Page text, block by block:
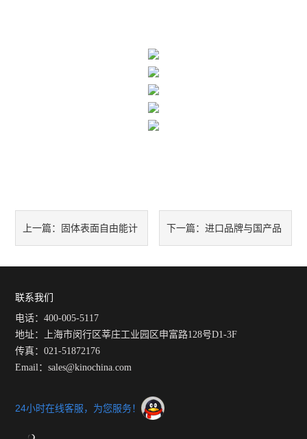
上一篇： 固体表面自由能计
验质量控制
下一篇： 进口品牌与国产品
联系我们
电话：400-005-5117
地址：上海市闵行区莘庄工业园区申富路128号D1-3F
传真：021-51872176
Email：sales@kinochina.com
24小时在线客服，为您服务！